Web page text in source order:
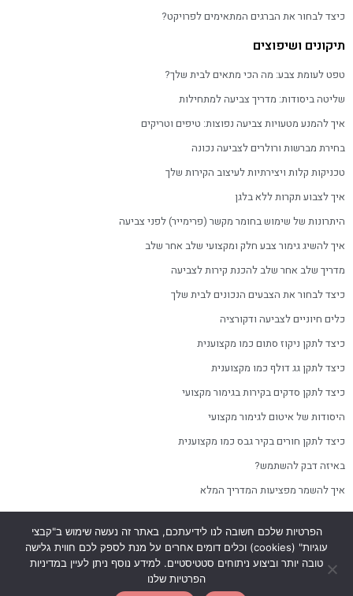
כיצד לבחור את הברגים המתאימים לפרויקט?
תיקונים ושיפוצים
טפט לעומת צבע: מה הכי מתאים לבית שלך?
שליטה ביסודות: מדריך צביעה למתחילות
איך להמנע מטעויות צביעה נפוצות: טיפים וטריקים
בחירת מברשות ורולרים לצביעה נכונה
טכניקות קלות ויצירתיות לעיצוב הקירות שלך
איך לצבוע תקרות ללא בלגן
היתרונות של שימוש בחומר מקשר (פרימייר) לפני צביעה
איך להשיג גימור צבע חלק ומקצועי שלב אחר שלב
מדריך שלב אחר שלב להכנת קירות לצביעה
כיצד לבחור את הצבעים הנכונים לבית שלך
כלים חיוניים לצביעה ודקורציה
כיצד לתקן ניקוז סתום כמו מקצוענית
כיצד לתקן גג דולף כמו מקצוענית
כיצד לתקן סדקים בקירות בגימור מקצועי
היסודות של איטום לגימור מקצועי
כיצד לתקן חורים בקיר גבס כמו מקצוענית
באיזה דבק להשתמש?
איך להשמר מפציעות המדריך המלא
כל הזכויות שמורות
האתר נבנה ב-💙 ע״יHandyDigital
הפרטיות שלכם חשובה לנו לידיעתכם, באתר זה נעשה שימוש ב"קבצי
עוגיות" (cookies) וכלים דומים אחרים על מנת לספק לכם חווית גלישה
טובה יותר וביצוע ניתוחים סטטיסטיים. למידע נוסף ניתן לעיין במדיניות
הפרטיות שלנו